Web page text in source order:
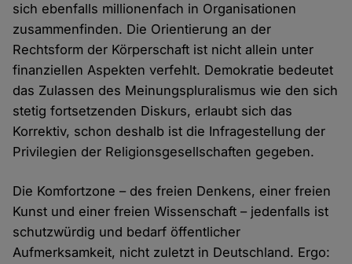
sich ebenfalls millionenfach in Organisationen
zusammenfinden. Die Orientierung an der
Rechtsform der Körperschaft ist nicht allein unter
finanziellen Aspekten verfehlt. Demokratie bedeutet
das Zulassen des Meinungspluralismus wie den sich
stetig fortsetzenden Diskurs, erlaubt sich das
Korrektiv, schon deshalb ist die Infragestellung der
Privilegien der Religionsgesellschaften gegeben.
Die Komfortzone – des freien Denkens, einer freien
Kunst und einer freien Wissenschaft – jedenfalls ist
schutzwürdig und bedarf öffentlicher
Aufmerksamkeit, nicht zuletzt in Deutschland. Ergo: